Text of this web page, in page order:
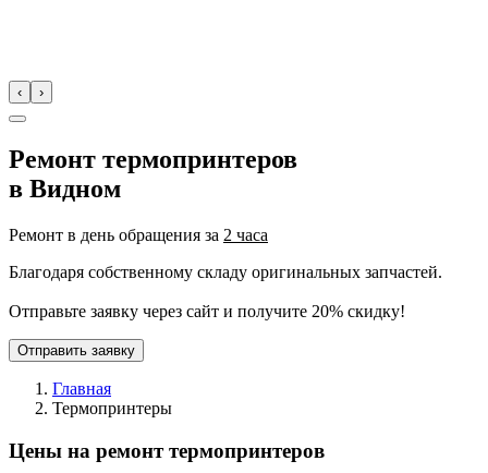
‹ ›
Ремонт термопринтеров
в Видном
Ремонт в день обращения за 2 часа
Благодаря собственному складу оригинальных запчастей.
Отправьте заявку через сайт и получите 20% скидку!
Отправить заявку
Главная
Термопринтеры
Цены на ремонт термопринтеров